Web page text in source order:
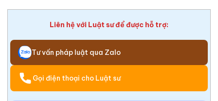
Liên hệ với Luật sư để được hỗ trợ:
Tư vấn pháp luật qua Zalo
Gọi điện thoại cho Luật sư